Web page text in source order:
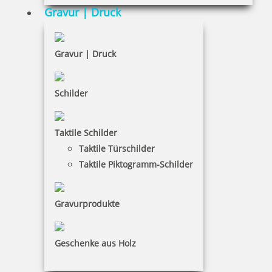
Gravur | Druck
Gravur | Druck
Schilder
Taktile Schilder
Taktile Türschilder
Taktile Piktogramm-Schilder
Gravurprodukte
Geschenke aus Holz
Widerruf
Barrierefreiheit
Vertrag widerrufen
Mein Konto
KONTAKT
Spezialists Service Agentur
René Jaeger